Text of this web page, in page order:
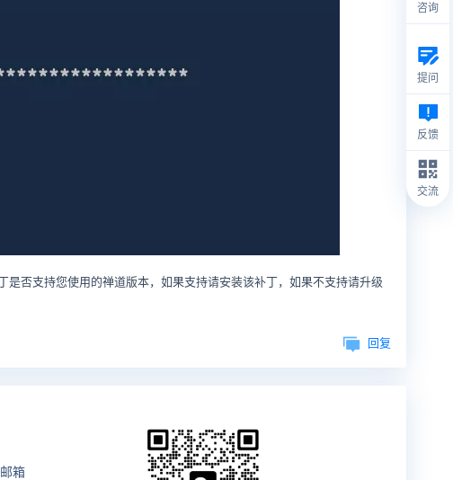
是否支持您使用的禅道版本，如果支持请安装该补丁，如果不支持请升级
回复
箱
咨询
提问
反馈
交流